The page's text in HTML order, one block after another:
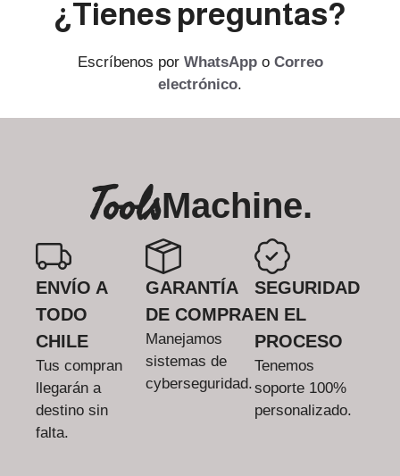
¿Tienes preguntas?
Escríbenos por WhatsAppo Correo
electrónico.
ToolsMachine.
ENVÍO A
TODO
CHILE
Tus compran
llegarán a
destino sin
falta.
GARANTÍA
DE COMPRA
Manejamos
sistemas de
cyberseguridad.
SEGURIDAD
EN EL
PROCESO
Tenemos
soporte 100%
personalizado.